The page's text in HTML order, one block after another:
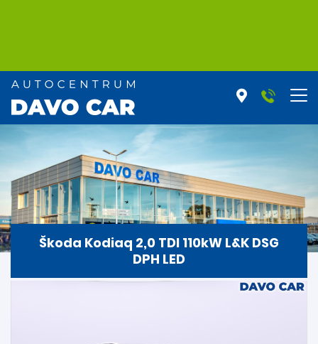
Škoda Kodiaq 2,0 TDI 110kW L&K DSG
DPH LED